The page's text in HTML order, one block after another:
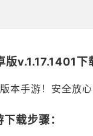
v.1.17.1401下
本手游！安全放心
载步骤：